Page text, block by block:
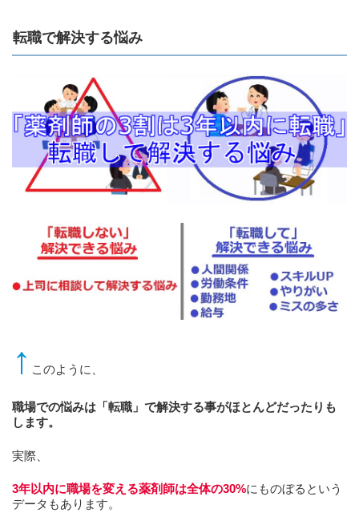
転職で解決する悩み
↑ このように、
職場での悩みは「転職」で解決する事がほとんどだったりも
します。
実際、
3年以内に職場を変える薬剤師は全体の30%にものぼるという
データもあります。